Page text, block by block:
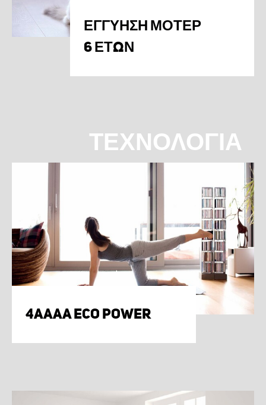
ΕΓΓΥΗΣΗ ΜΟΤΕΡ
6 ΕΤΩΝ
ΤΕΧΝΟΛΟΓΙΑ
4AAAA ECO POWER